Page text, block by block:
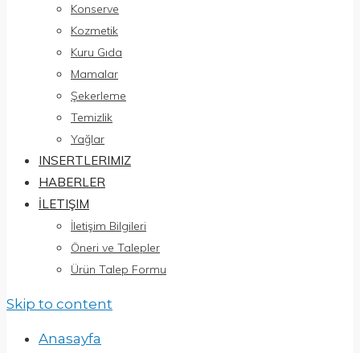
Konserve
Kozmetik
Kuru Gıda
Mamalar
Şekerleme
Temizlik
Yağlar
INSERTLERIMIZ
HABERLER
İLETIŞIM
İletişim Bilgileri
Öneri ve Talepler
Ürün Talep Formu
Skip to content
Anasayfa